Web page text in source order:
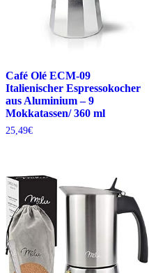
Café Olé ECM-09
Italienischer Espressokocher
aus Aluminium – 9
Mokkatassen/ 360 ml
25,49€